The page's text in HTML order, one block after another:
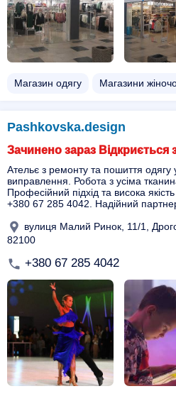
Магазин одягу Магазини
Pashkovska.design
Зачинено зараз Відкриється
Ательє з ремонту та пошиття одягу
виправлення. Робота з усіма
Професійний підхід та висока
+380 67 285 4042. Надійний
вулиця Малий Ринок, 11/1,
82100
+380 67 285 4042